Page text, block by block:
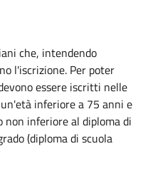
che, intendendo
l'iscrizione. Per poter
essere iscritti nelle
inferiore a 75 anni e
inferiore al diploma di
(diploma di scuola